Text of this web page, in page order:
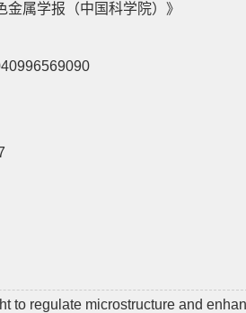
金属学报（中国科学院）》
to regulate microstructure and